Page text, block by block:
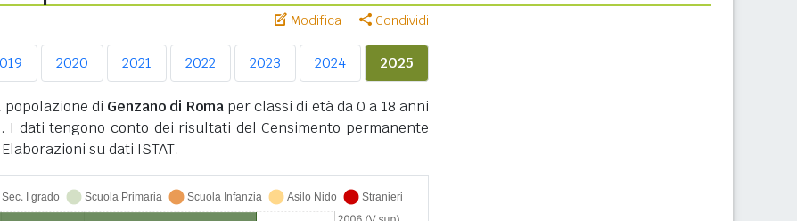
Modifica Condividi
2020 2021 2022 2023 2024 2025
di Genzano di Romaper classi di età da 0 a 18 anni
I dati tengono conto dei risultati del Censimento permanente
su dati ISTAT.